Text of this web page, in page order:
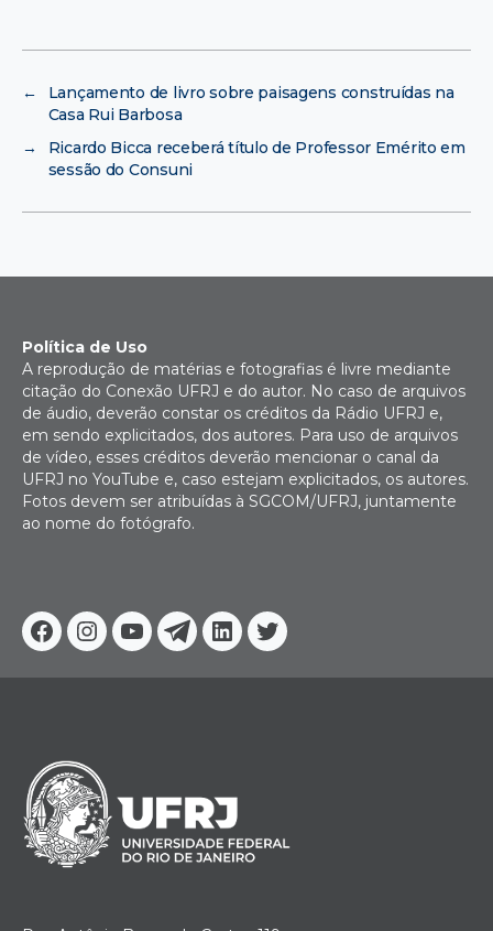
←
Lançamento de livro sobre paisagens construídas na
Casa Rui Barbosa
→
Ricardo Bicca receberá título de Professor Emérito em
sessão do Consuni
Facebook
Instagram
YoutubeTelegram
Linkedin
Twitter
Política de Uso
A reprodução de matérias e fotografias é livre mediante
citação do Conexão UFRJ e do autor. No caso de arquivos
de áudio, deverão constar os créditos da Rádio UFRJ e,
em sendo explicitados, dos autores. Para uso de arquivos
de vídeo, esses créditos deverão mencionar o canal da
UFRJ no YouTube e, caso estejam explicitados, os autores.
Fotos devem ser atribuídas à SGCOM/UFRJ, juntamente
ao nome do fotógrafo.